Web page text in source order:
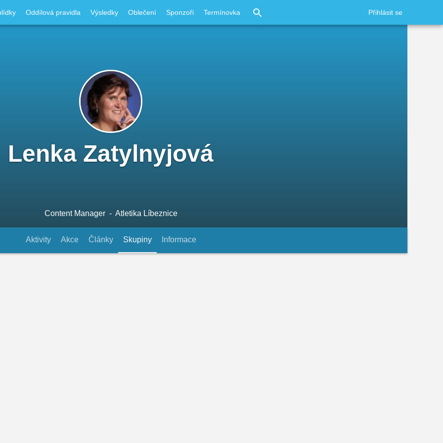
Přihlásit se
Oddílová pravidla Výsledky Oblečení Sponzoři Termínovka
Lenka Zatylnyjová
Content Manager - Atletika Líbeznice
Aktivity Akce Články Skupiny(aktivní záložka)
Informace